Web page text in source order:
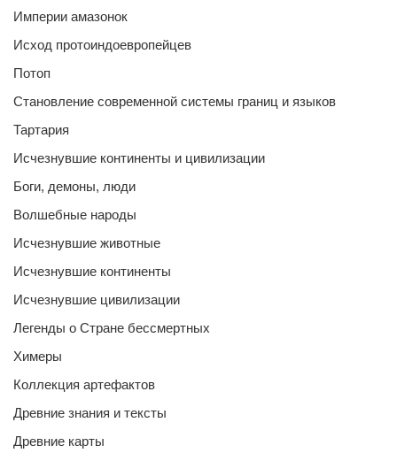
Империи амазонок
Исход протоиндоевропейцев
Потоп
Становление современной системы границ и языков
Тартария
Исчезнувшие континенты и цивилизации
Боги, демоны, люди
Волшебные народы
Исчезнувшие животные
Исчезнувшие континенты
Исчезнувшие цивилизации
Легенды о Стране бессмертных
Химеры
Коллекция артефактов
Древние знания и тексты
Древние карты